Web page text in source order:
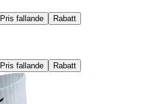
Pris fallande Rabatt
Pris fallande Rabatt